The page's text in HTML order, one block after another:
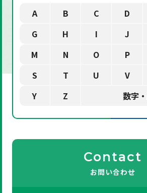
A B C D
G
H I J
M
N O P
S
T U V
Y
Z 数字
Contact
お問い合わせ